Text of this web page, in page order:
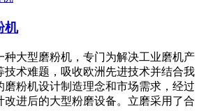
机
种大型磨粉机，专门为解决工业磨机产
技术难题，吸收欧洲先进技术并结合我
磨粉机设计制造理念和市场需求，经过
改进后的大型粉磨设备。立磨采用了合